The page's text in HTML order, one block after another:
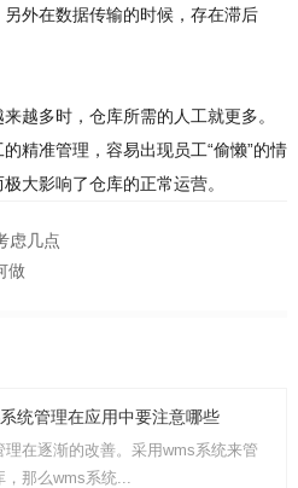
外在数据传输的时候，存在滞后
越多时，仓库所需的人工就更多。
精准管理，容易出现员工“偷懒”的情
大影响了仓库的正常运营。
虑几点
做
统管理在应用中要注意哪些
理在逐渐的改善。采用wms系统来管
，那么wms系统...